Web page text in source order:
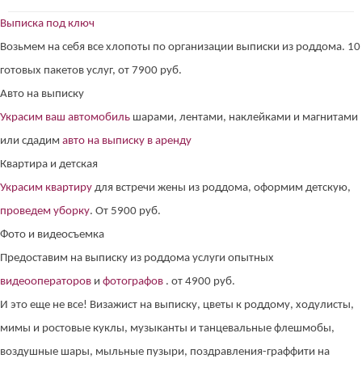
Выписка под ключ
Возьмем на себя все хлопоты по организации выписки из роддома. 10
готовых пакетов услуг, от 7900 руб.
Авто на выписку
Украсим ваш автомобиль шарами, лентами, наклейками и магнитами
или сдадим авто на выписку в аренду
Квартира и детская
Украсим квартиру для встречи жены из роддома, оформим детскую,
проведем уборку. От 5900 руб.
Фото и видеосъемка
Предоставим на выписку из роддома услуги опытных
видеооператоров и фотографов . от 4900 руб.
И это еще не все! Визажист на выписку, цветы к роддому, ходулисты,
мимы и ростовые куклы, музыканты и танцевальные флешмобы,
воздушные шары, мыльные пузыри, поздравления-граффити на